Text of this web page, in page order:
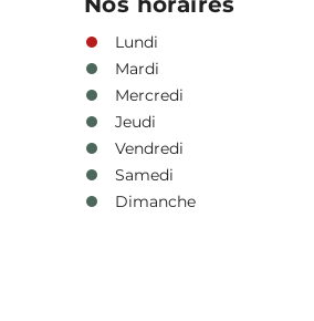
Lundi
Mardi
Mercredi
Jeudi
Vendredi
Samedi
Dimanche